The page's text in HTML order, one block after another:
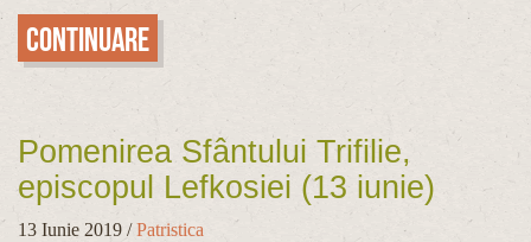
Continuare
Pomenirea Sfântului Trifilie,
episcopul Lefkosiei (13 iunie)
13 Iunie 2019 /Patristica